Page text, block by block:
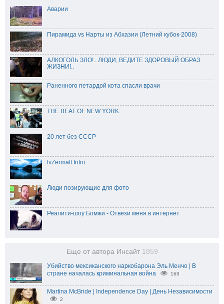
Аварии
Пирамида vs Нарты из Абхазии (Летний кубок-2008)
АЛКОГОЛЬ ЗЛО!.. ЛЮДИ, ВЕДИТЕ ЗДОРОВЫЙ ОБРАЗ
ЖИЗНИ!..
Раненного петардой кота спасли врачи
THE BEAT OF NEW YORK
20 лет без СССР
tvZermatt Intro
Люди позирующие для фото
Реалити-шоу Бомжи - Отвези меня в интернет
Еще от автора Инсайт 1859
Убийство мексиканского наркобарона Эль Менчо | В
стране началась криминальная война
169
Martina McBride | Independence Day | День Независимости
2